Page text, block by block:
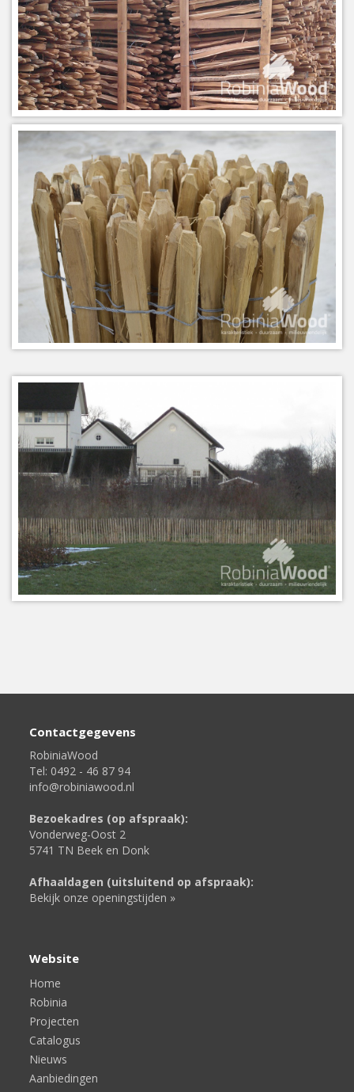
Contactgegevens
RobiniaWood
Tel: 0492 - 46 87 94
info@robiniawood.nl
Bezoekadres (op afspraak):
Vonderweg-Oost 2
5741 TN Beek en Donk
Afhaaldagen (uitsluitend op afspraak):
Bekijk onze openingstijden »
Website
Home
Robinia
Projecten
Catalogus
Nieuws
Aanbiedingen